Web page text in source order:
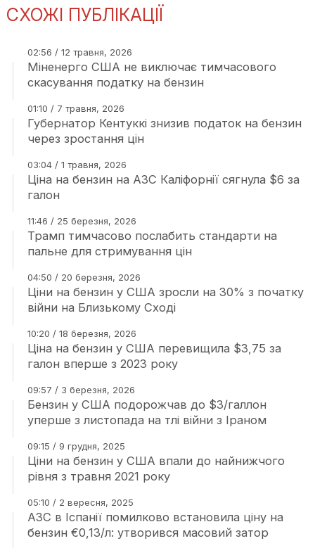
СХОЖІ ПУБЛІКАЦІЇ
02:56 / 12 травня, 2026
Міненерго США не виключає тимчасового
скасування податку на бензин
01:10 / 7 травня, 2026
Губернатор Кентуккі знизив податок на бензин
через зростання цін
03:04 / 1 травня, 2026
Ціна на бензин на АЗС Каліфорнії сягнула $6 за
галон
11:46 / 25 березня, 2026
Трамп тимчасово послабить стандарти на
пальне для стримування цін
04:50 / 20 березня, 2026
Ціни на бензин у США зросли на 30% з початку
війни на Близькому Сході
10:20 / 18 березня, 2026
Ціна на бензин у США перевищила $3,75 за
галон вперше з 2023 року
09:57 / 3 березня, 2026
Бензин у США подорожчав до $3/галлон
уперше з листопада на тлі війни з Іраном
09:15 / 9 грудня, 2025
Ціни на бензин у США впали до найнижчого
рівня з травня 2021 року
05:10 / 2 вересня, 2025
АЗС в Іспанії помилково встановила ціну на
бензин €0,13/л: утворився масовий затор